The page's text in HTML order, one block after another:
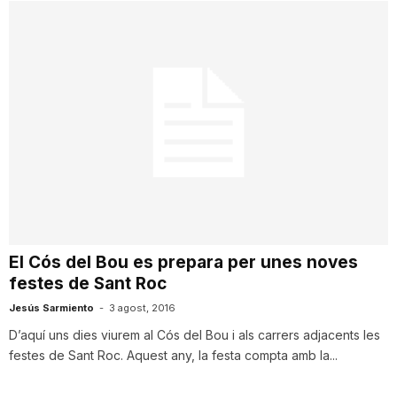
El Cós del Bou es prepara per unes noves
festes de Sant Roc
Jesús Sarmiento - 3 agost, 2016
D’aquí uns dies viurem al Cós del Bou i als carrers adjacents les
festes de Sant Roc. Aquest any, la festa compta amb la...